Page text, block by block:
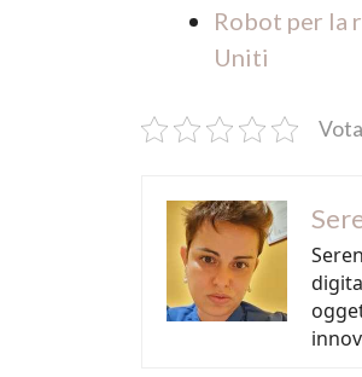
Robot per la
Uniti